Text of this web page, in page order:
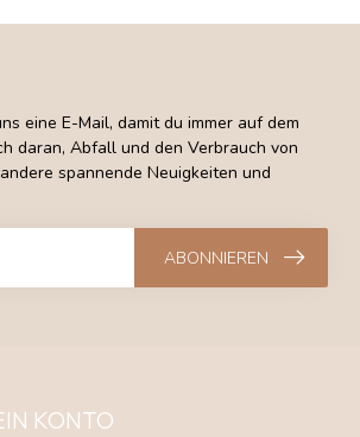
eine E-Mail, damit du immer auf dem
daran, Abfall und den Verbrauch von
spannende Neuigkeiten und
ABONNIEREN
KONTO